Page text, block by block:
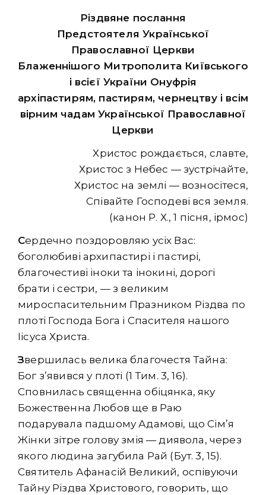
Різдвяне послання
Предстоятеля Української
Православної Церкви
Блаженнішого Митрополита Київського
і всієї України Онуфрія
архіпастирям, пастирям, чернецтву і всім
вірним чадам Української Православної
Церкви
Христос рождається, славте,
Христос з Небес — зустрічайте,
Христос на землі — возносітеся,
Співайте Господеві вся земля.
(канон Р. Х., 1 пісня, ірмос)
Сердечно поздоровляю усіх Вас:
боголюбиві архипастирі і пастирі,
благочестиві іноки та інокині, дорогі
брати і сестри, — з великим
мироспасительним Празником Різдва по
плоті Господа Бога і Спасителя нашого
Іісуса Христа.
Звершилась велика благочестя Тайна:
Бог з’явився у плоті (1 Тим. 3, 16).
Сповнилась священна обіцянка, яку
Божественна Любов ще в Раю
подарувала падшому Адамові, що Сім’я
Жінки зітре голову змія — диявола, через
якого людина загубила Рай (Бут. 3, 15).
Святитель Афанасій Великий, оспівуючи
Тайну Різдва Христового, говорить, що